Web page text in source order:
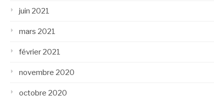
juin 2021
mars 2021
février 2021
novembre 2020
octobre 2020